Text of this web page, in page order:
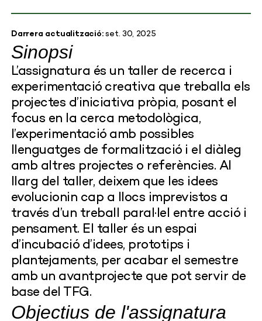
Sinopsi
L’assignatura és un taller de recerca i
experimentació creativa que treballa els
projectes d’iniciativa pròpia, posant el
focus en la cerca metodològica,
l’experimentació amb possibles
llenguatges de formalització i el diàleg
amb altres projectes o referències. Al
llarg del taller, deixem que les idees
evolucionin cap a llocs imprevistos a
través d’un treball paral·lel entre acció i
pensament. El taller és un espai
d’incubació d’idees, prototips i
plantejaments, per acabar el semestre
amb un avantprojecte que pot servir de
base del TFG.
Objectius de l'assignatura
Darrera actualització:set. 30, 2025